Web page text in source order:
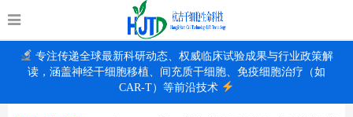
专注传递全球最新科研动态、权威临床试验成果与行业政策解
读，涵盖神经干细胞移植、间充质干细胞、免疫细胞治疗（如
CAR-T）等前沿技术